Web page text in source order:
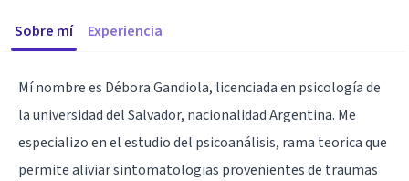
Sobre mí Experiencia
Mí nombre es Débora Gandiola, licenciada en psicología de
la universidad del Salvador, nacionalidad Argentina. Me
especializo en el estudio del psicoanálisis, rama teorica que
permite aliviar sintomatologias provenientes de traumas